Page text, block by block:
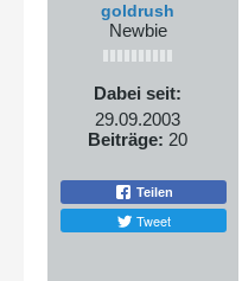
goldrush
Newbie
Dabei seit:
29.09.2003
Beiträge: 20
Teilen
Tweet